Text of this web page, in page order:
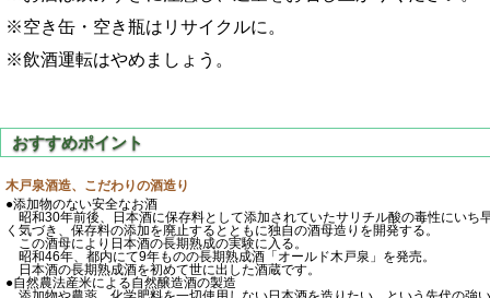
※空き缶・空き瓶はリサイクルに。
※飲酒運転はやめましょう。
木戸泉酒造、こだわりの酒造り
●添加物のない安全なお酒
昭和30年前後、日本酒に保存料として添加されていたサリチル酸の毒性にいち
く気づき、保存料の添加を廃止するとともに独自の酒母造りを開発する。
この酒母により日本酒の長期熟成の実験に入る。
昭和46年、都内にて9年ものの長期熟成酒「オールド木戸泉」を発売。
日本酒の長期熟成酒を初めて世に出した酒蔵です。
●自然農法産米による自然醸造酒の製造